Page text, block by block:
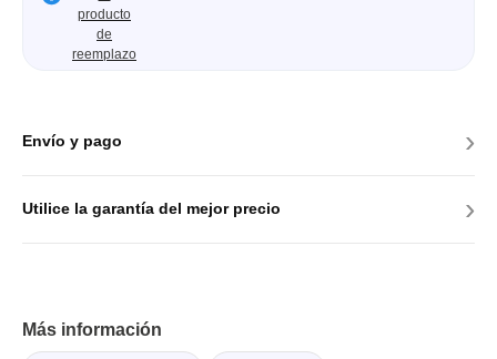
producto
de
reemplazo
Envío y pago ›
Utilice la garantía del mejor precio ›
Más información